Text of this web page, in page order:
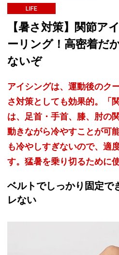
LIFE
【暑さ対策】関節ア
ーリング！高密着だ
ないぞ
アイシングは、運動後のク
さ対策としても効果的。「
は、足首・手首、膝、肘の
動きながら冷やすことが可
も冷やしすぎないので、適
す。猛暑を乗り切るために
ベルトでしっかり固定で
レない